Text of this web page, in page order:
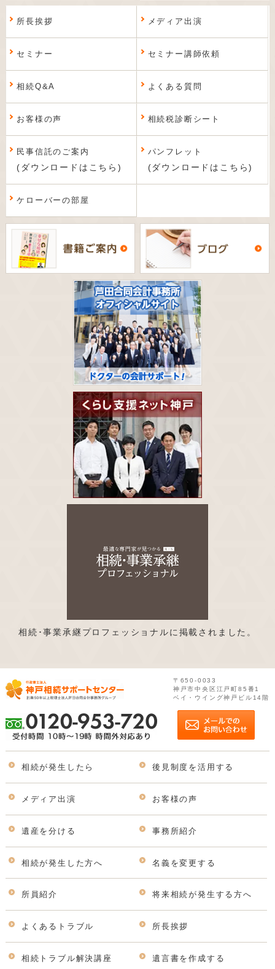
所長挨拶 メディア出演
セミナー セミナー講師依頼
相続Q&A よくある質問
お客様の声 相続税診断シート
民事信託のご案内
(ダウンロードはこちら)
パンフレット
(ダウンロードはこちら)
ケローバーの部屋
相続･事業承継プロフェッショナルに掲載されました。
〒650-0033
神戸市中央区江戸町85番1
ベイ・ウイング神戸ビル14階
相続が発生したら 後見制度を活用する
メディア出演 お客様の声
遺産を分ける 事務所紹介
相続が発生した方へ 名義を変更する
所員紹介 将来相続が発生する方へ
よくあるトラブル 所長挨拶
相続トラブル解決講座 遺言書を作成する